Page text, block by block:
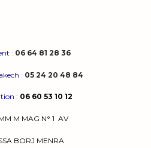
: 06 64 81 28 36
: 05 24 20 48 84
: 06 60 53 10 12
M MAG N° 1 AV
BORJ MENRA